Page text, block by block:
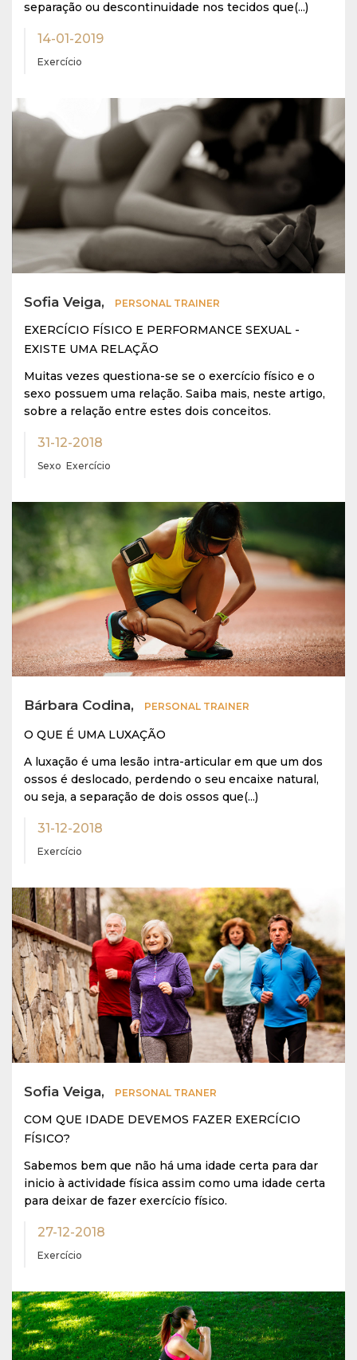
separação ou descontinuidade nos tecidos que(...)
14-01-2019
Exercício
Sofia Veiga, PERSONAL TRAINER
EXERCÍCIO FÍSICO E PERFORMANCE SEXUAL -
EXISTE UMA RELAÇÃO
Muitas vezes questiona-se se o exercício físico e o
sexo possuem uma relação. Saiba mais, neste artigo,
sobre a relação entre estes dois conceitos.
31-12-2018
Sexo Exercício
Bárbara Codina, PERSONAL TRAINER
O QUE É UMA LUXAÇÃO
A luxação é uma lesão intra-articular em que um dos
ossos é deslocado, perdendo o seu encaixe natural,
ou seja, a separação de dois ossos que(...)
31-12-2018
Exercício
Sofia Veiga, PERSONAL TRANER
COM QUE IDADE DEVEMOS FAZER EXERCÍCIO
FÍSICO?
Sabemos bem que não há uma idade certa para dar
inicio à actividade física assim como uma idade certa
para deixar de fazer exercício físico.
27-12-2018
Exercício